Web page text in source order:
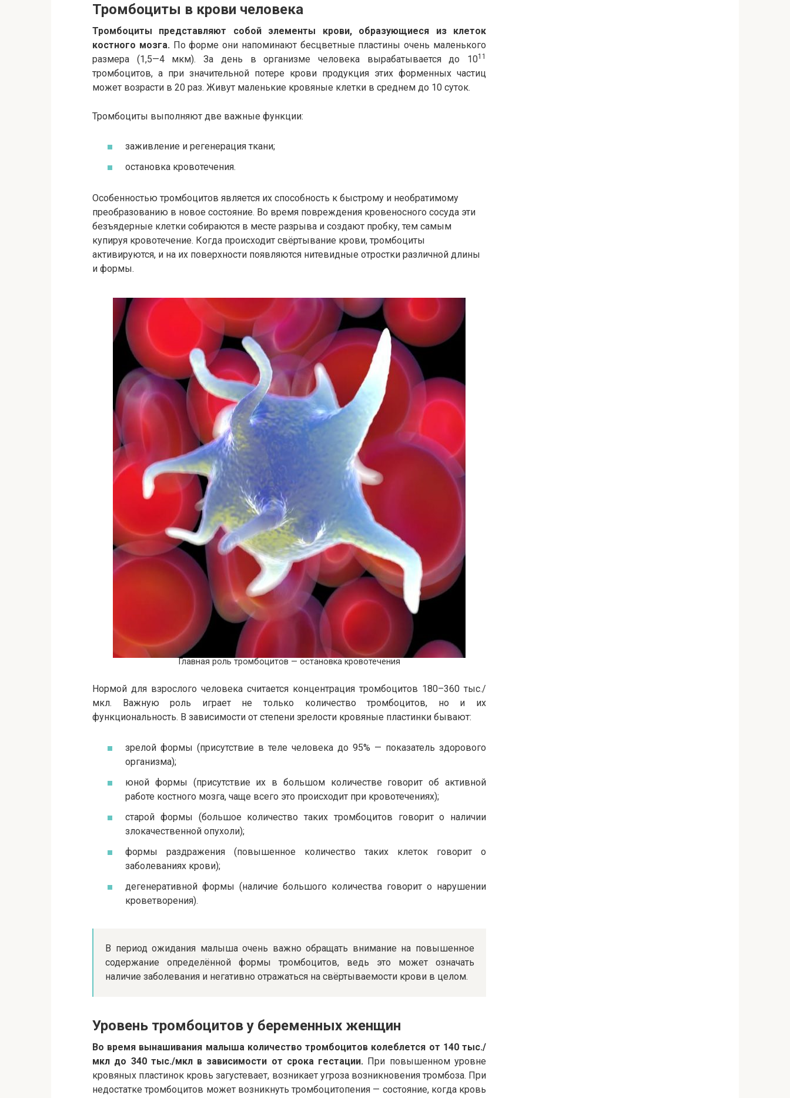
Тромбоциты в крови человека
Тромбоциты представляют собой элементы крови, образующиеся из клеток
костного мозга. По форме они напоминают бесцветные пластины очень маленького
размера (1,5—4 мкм). За день в организме человека вырабатывается до 1011
тромбоцитов, а при значительной потере крови продукция этих форменных частиц
может возрасти в 20 раз. Живут маленькие кровяные клетки в среднем до 10 суток.
Тромбоциты выполняют две важные функции:
заживление и регенерация ткани;
остановка кровотечения.
Особенностью тромбоцитов является их способность к быстрому и необратимому
преобразованию в новое состояние. Во время повреждения кровеносного сосуда эти
безъядерные клетки собираются в месте разрыва и создают пробку, тем самым
купируя кровотечение. Когда происходит свёртывание крови, тромбоциты
активируются, и на их поверхности появляются нитевидные отростки различной длины
и формы.
Главная роль тромбоцитов — остановка кровотечения
Нормой для взрослого человека считается концентрация тромбоцитов 180–360 тыс./
мкл. Важную роль играет не только количество тромбоцитов, но и их
функциональность. В зависимости от степени зрелости кровяные пластинки бывают:
зрелой формы (присутствие в теле человека до 95% — показатель здорового
организма);
юной формы (присутствие их в большом количестве говорит об активной
работе костного мозга, чаще всего это происходит при кровотечениях);
старой формы (большое количество таких тромбоцитов говорит о наличии
злокачественной опухоли);
формы раздражения (повышенное количество таких клеток говорит о
заболеваниях крови);
дегенеративной формы (наличие большого количества говорит о нарушении
кроветворения).
В период ожидания малыша очень важно обращать внимание на повышенное
содержание определённой формы тромбоцитов, ведь это может означать
наличие заболевания и негативно отражаться на свёртываемости крови в целом.
Уровень тромбоцитов у беременных женщин
Во время вынашивания малыша количество тромбоцитов колеблется от 140 тыс./
мкл до 340 тыс./мкл в зависимости от срока гестации. При повышенном уровне
кровяных пластинок кровь загустевает, возникает угроза возникновения тромбоза. При
недостатке тромбоцитов может возникнуть тромбоцитопения — состояние, когда кровь